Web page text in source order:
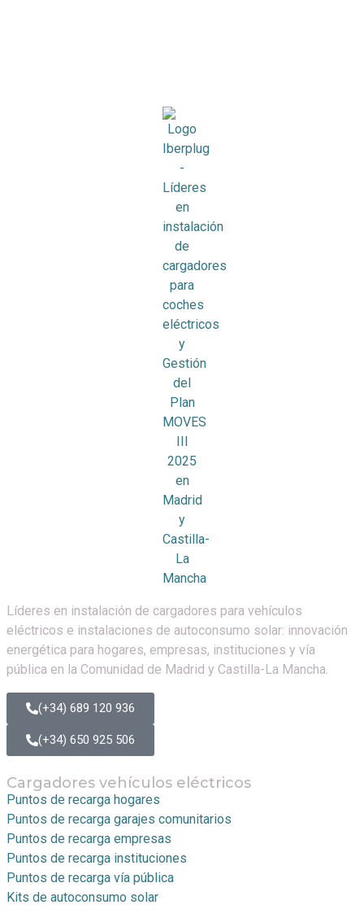
Líderes en instalación de cargadores para vehículos
eléctricos e instalaciones de autoconsumo solar: innovación
energética para hogares, empresas, instituciones y vía
pública en la Comunidad de Madrid y Castilla-La Mancha.
(+34) 689 120 936
(+34) 650 925 506
Cargadores vehículos eléctricos
Puntos de recarga hogares
Puntos de recarga garajes comunitarios
Puntos de recarga empresas
Puntos de recarga instituciones
Puntos de recarga vía pública
Kits de autoconsumo solar